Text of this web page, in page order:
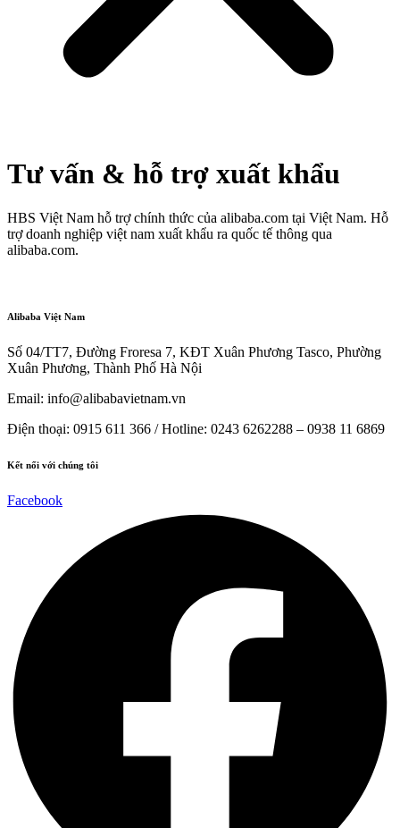
Tư vấn & hỗ trợ xuất khẩu
HBS Việt Nam hỗ trợ chính thức của alibaba.com tại Việt Nam. Hỗ
trợ doanh nghiệp việt nam xuất khẩu ra quốc tế thông qua
alibaba.com.
Alibaba Việt Nam
Số 04/TT7, Đường Froresa 7, KĐT Xuân Phương Tasco, Phường
Xuân Phương, Thành Phố Hà Nội
Email: info@alibabavietnam.vn
Điện thoại: 0915 611 366 / Hotline: 0243 6262288 – 0938 11 6869
Kết nối với chúng tôi
Facebook